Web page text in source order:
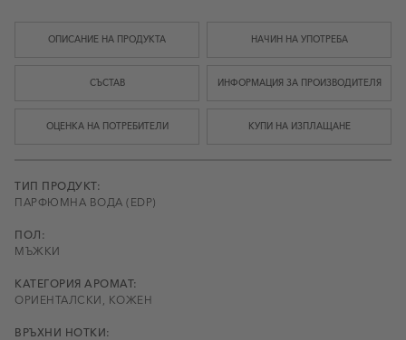
ОПИСАНИЕ НА ПРОДУКТА НАЧИН НА УПОТРЕБА
СЪСТАВ ИНФОРМАЦИЯ ЗА ПРОИЗВОДИТЕЛЯ
ОЦЕНКА НА ПОТРЕБИТЕЛИ КУПИ НА ИЗПЛАЩАНЕ
ТИП ПРОДУКТ:
ПАРФЮМНА ВОДА (EDP)
ПОЛ:
МЪЖКИ
КАТЕГОРИЯ АРОМАТ:
ОРИЕНТАЛСКИ, КОЖЕН
ВРЪХНИ НОТКИ: